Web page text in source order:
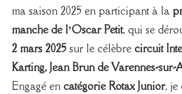
ma saison 2025 en participant à la
manche de l’Oscar Petit, qui se
2 mars 2025 sur le célèbre circuit
Karting, Jean Brun de Varennes-
Engagé en catégorie Rotax Junior, je